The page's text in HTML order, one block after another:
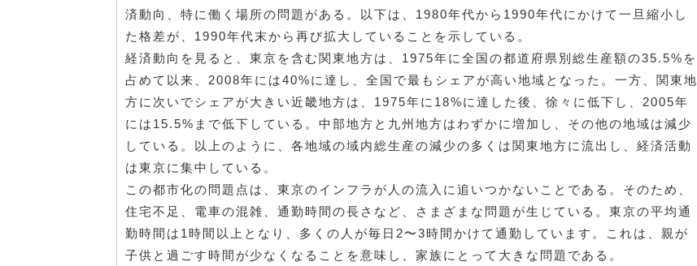
済動向、特に働く場所の問題がある。以下は、1980年代から1990年代にかけて一旦縮小し
た格差が、1990年代末から再び拡大していることを示している。
経済動向を見ると、東京を含む関東地方は、1975年に全国の都道府県別総生産額の35.5%を
占めて以来、2008年には40%に達し、全国で最もシェアが高い地域となった。一方、関東地
方に次いでシェアが大きい近畿地方は、1975年に18%に達した後、徐々に低下し、2005年
には15.5%まで低下している。中部地方と九州地方はわずかに増加し、その他の地域は減少
している。以上のように、各地域の域内総生産の減少の多くは関東地方に流出し、経済活動
は東京に集中している。
この都市化の問題点は、東京のインフラが人の流入に追いつかないことである。そのため、
住宅不足、電車の混雑、通勤時間の長さなど、さまざまな問題が生じている。東京の平均通
勤時間は1時間以上となり、多くの人が毎日2〜3時間かけて通勤しています。これは、親が
子供と過ごす時間が少なくなることを意味し、家族にとって大きな問題である。